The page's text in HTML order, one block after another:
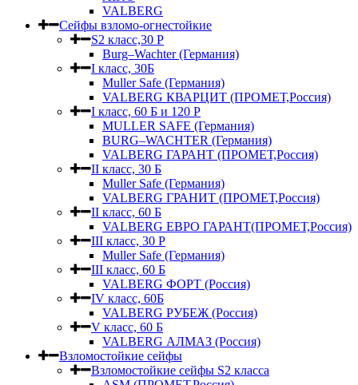
VALBERG
Сейфы взломо-огнестойкие
S2 класс,30 Р
Burg–Wachter (Германия)
I класс, 30Б
Muller Safe (Германия)
VALBERG КВАРЦИТ (ПРОМЕТ,Россия)
I класс, 60 Б и 120 Р
MULLER SAFE (Германия)
BURG–WACHTER (Германия)
VALBERG ГАРАНТ (ПРОМЕТ,Россия)
II класс, 30 Б
Muller Safe (Германия)
VALBERG ГРАНИТ (ПРОМЕТ,Россия)
II класс, 60 Б
VALBERG ЕВРО ГАРАНТ(ПРОМЕТ,Россия)
III класс, 30 Р
Muller Safe (Германия)
III класс, 60 Б
VALBERG ФОРТ (Россия)
IV класс, 60Б
VALBERG РУБЕЖ (Россия)
V класс, 60 Б
VALBERG АЛМАЗ (Россия)
Взломостойкие сейфы
Взломостойкие сейфы S2 класса